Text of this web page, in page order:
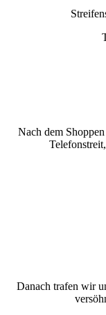
Nach dem
Danach trafen wir